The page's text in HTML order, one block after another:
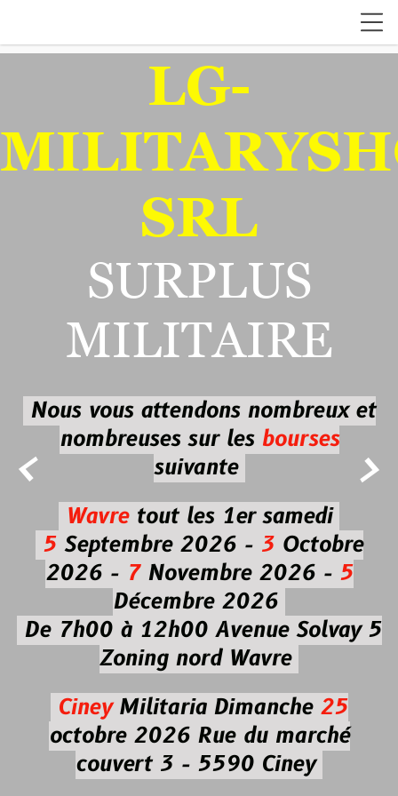
 
LG-
SRL
SURPLUS
MILITAIRE
Nous vous attendons nombreux et
nombreuses sur les bourses
suivante
Wavretout les 1er samedi
5Septembre 2026 - 3Octobre
2026 -7Novembre 2026 - 5
Décembre 2026
De 7h00 à 12h00 Avenue Solvay 5
Zoning nord Wavre
CineyMilitaria Dimanche 25
octobre 2026Rue du marché
couvert 3 - 5590 Ciney